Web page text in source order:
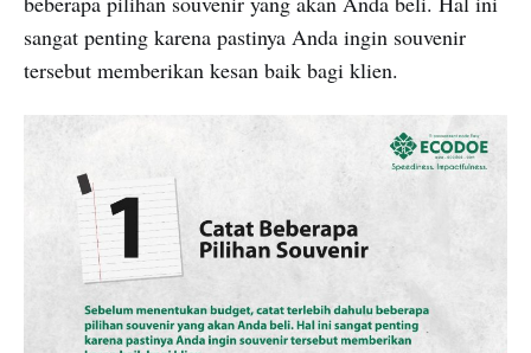
sangat penting karena pastinya Anda ingin souvenir
tersebut memberikan kesan baik bagi klien.